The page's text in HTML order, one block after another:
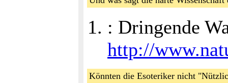
: Dringende
http://
Könnten die Esoteriker nicht